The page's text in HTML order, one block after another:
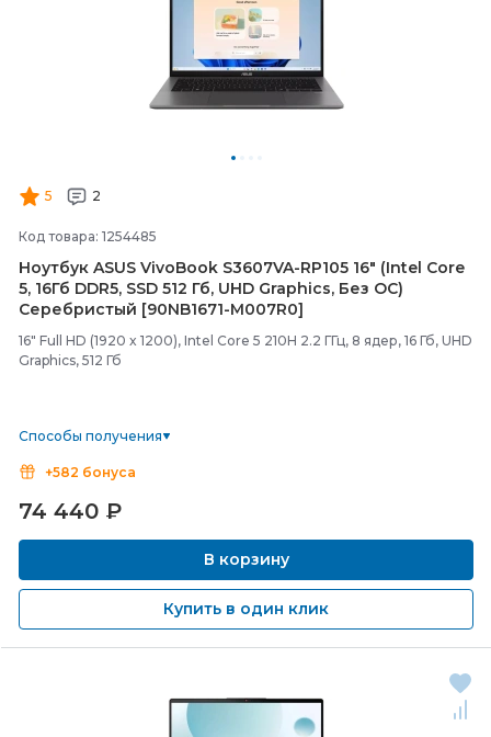
5 2
Код товара: 1254485
Ноутбук ASUS VivoBook S3607VA-RP105 16" (Intel Core
5, 16Гб DDR5, SSD 512 Гб, UHD Graphics, Без ОС)
Серебристый [90NB1671-M007R0]
16" Full HD (1920 x 1200), Intel Core 5 210H 2.2 ГГц, 8 ядер, 16 Гб, UHD
Graphics, 512 Гб
Способы получения
+582 бонуса
74 440 ₽
В корзину
Купить в один клик